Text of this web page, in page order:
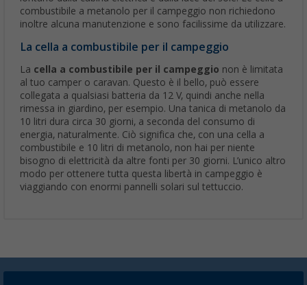
combustibile a metanolo per il campeggio non richiedono
inoltre alcuna manutenzione e sono facilissime da utilizzare.
La cella a combustibile per il campeggio
La cella a combustibile per il campeggio non è limitata
al tuo camper o caravan. Questo è il bello, può essere
collegata a qualsiasi batteria da 12 V, quindi anche nella
rimessa in giardino, per esempio. Una tanica di metanolo da
10 litri dura circa 30 giorni, a seconda del consumo di
energia, naturalmente. Ciò significa che, con una cella a
combustibile e 10 litri di metanolo, non hai per niente
bisogno di elettricità da altre fonti per 30 giorni. L’unico altro
modo per ottenere tutta questa libertà in campeggio è
viaggiando con enormi pannelli solari sul tettuccio.